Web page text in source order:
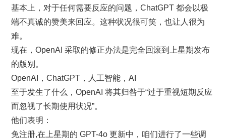
基本上，对于任何需要反应的问题，ChatGPT 都会以极
端不真诚的赞美来回应。这种状况很可笑，也让人很为
难。
现在，OpenAI 采取的修正办法是完全回滚到上星期发布
的版别。
OpenAI，ChatGPT，人工智能，AI
至于发生了什么，OpenAI 将其归咎于“过于重视短期反应
而忽视了长期使用状况”。
他们表明：
免注册,在上星期的 GPT-4o 更新中，咱们进行了一些调